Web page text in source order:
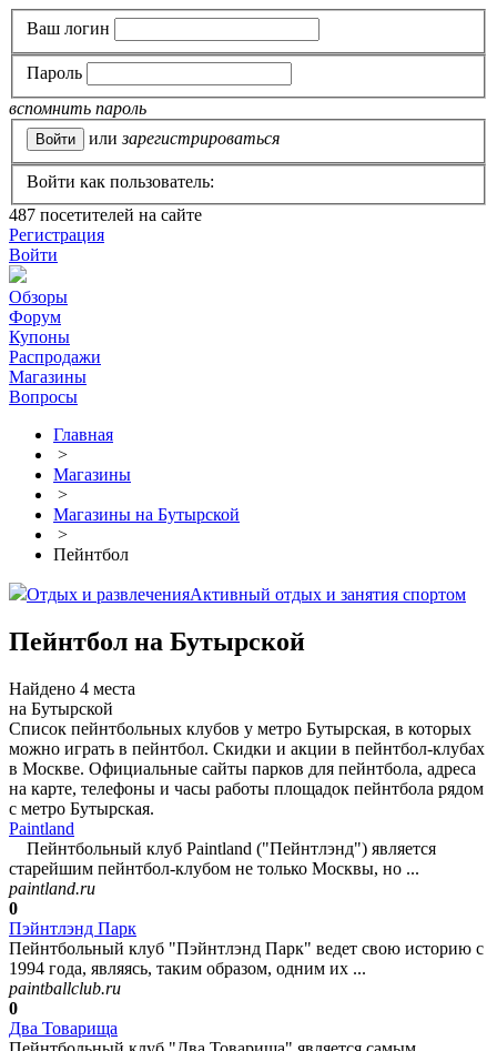
Ваш логин
Пароль
вспомнить пароль
или зарегистрироваться
Войти как пользователь:
487 посетителей на сайте
Регистрация
Войти
Обзоры
Форум
Купоны
Распродажи
Магазины
Вопросы
Главная
>
Магазины
>
Магазины на Бутырской
>
Пейнтбол
Отдых и развлеченияАктивный отдых и занятия спортом
Пейнтбол на Бутырской
Найдено 4 места
на Бутырской
Список пейнтбольных клубов у метро Бутырская, в которых
можно играть в пейнтбол. Скидки и акции в пейнтбол-клубах
в Москве. Официальные сайты парков для пейнтбола, адреса
на карте, телефоны и часы работы площадок пейнтбола рядом
с метро Бутырская.
Paintland
Пейнтбольный клуб Paintland ("Пейнтлэнд") является
старейшим пейнтбол-клубом не только Москвы, но ...
paintland.ru
0
Пэйнтлэнд Парк
Пейнтбольный клуб "Пэйнтлэнд Парк" ведет свою историю с
1994 года, являясь, таким образом, одним их ...
paintballclub.ru
0
Два Товарища